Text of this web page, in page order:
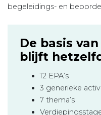
begeleidings- en
De basis
blijft
12 EPA’s
3 generieke
7 thema’s